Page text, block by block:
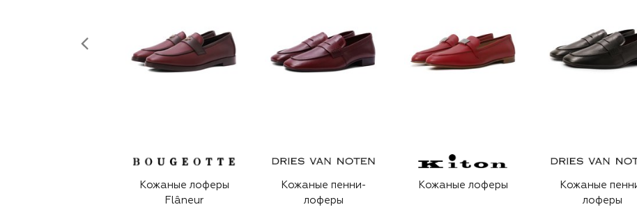
Кожаные лоферы
Flâneur
Кожаные пенни-
лоферы
Кожаные лоферы
Кожаные
лоферы